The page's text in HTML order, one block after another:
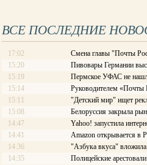
ВСЕ ПОСЛЕДНИЕ
17:02
Смена главы "Почты
15:20
Пивовары Германии
15:19
Пермское УФАС не
15:14
Руководителем «Почты
15:11
"Детский мир" ищет
15:08
Белоруссия закрыла
14:47
Yahoo! запустила
14:41
Amazon открывается в
14:36
"Азбука вкуса"
14:35
Полицейские